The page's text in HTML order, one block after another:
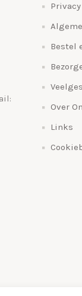
Privacy
Bestel
Over
Links